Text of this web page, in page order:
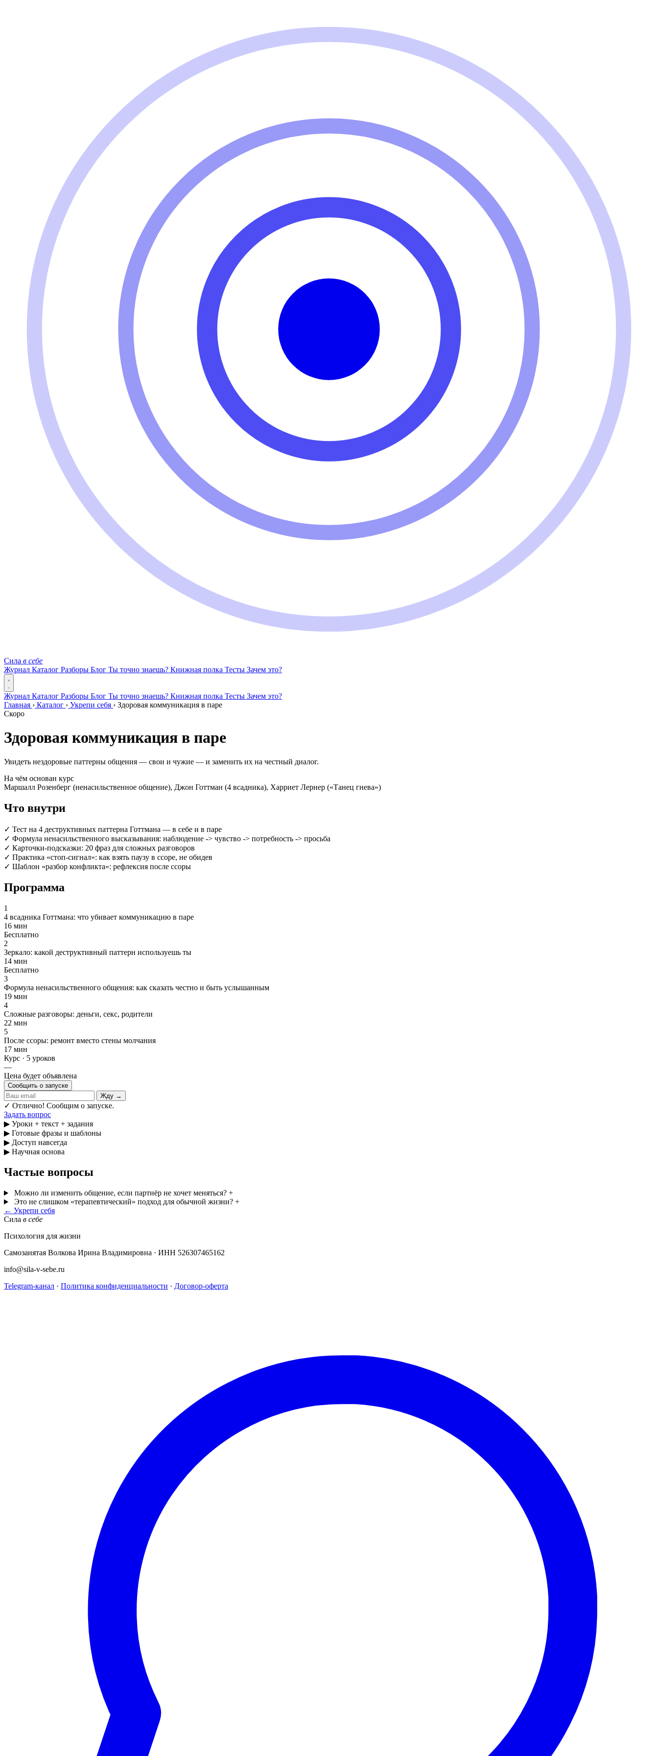
Сила в себе
Журнал Каталог Разборы Блог Ты точно знаешь? Книжная полка Тесты Зачем это?
Журнал Каталог Разборы Блог Ты точно знаешь? Книжная полка Тесты Зачем это?
Главная › Каталог › Укрепи себя › Здоровая коммуникация в паре
Скоро
Здоровая коммуникация в паре
Увидеть нездоровые паттерны общения — свои и чужие — и заменить их на честный диалог.
На чём основан курс
Маршалл Розенберг (ненасильственное общение), Джон Готтман (4 всадника), Харриет Лернер («Танец гнева»)
Что внутри
✓ Тест на 4 деструктивных паттерна Готтмана — в себе и в паре
✓ Формула ненасильственного высказывания: наблюдение -> чувство -> потребность -> просьба
✓ Карточки-подсказки: 20 фраз для сложных разговоров
✓ Практика «стоп-сигнал»: как взять паузу в ссоре, не обидев
✓ Шаблон «разбор конфликта»: рефлексия после ссоры
Программа
1
4 всадника Готтмана: что убивает коммуникацию в паре
16 мин
Бесплатно
2
Зеркало: какой деструктивный паттерн используешь ты
14 мин
Бесплатно
3
Формула ненасильственного общения: как сказать честно и быть услышанным
19 мин
4
Сложные разговоры: деньги, секс, родители
22 мин
5
После ссоры: ремонт вместо стены молчания
17 мин
Курс · 5 уроков
—
Цена будет объявлена
Сообщить о запуске
Жду →
✓ Отлично! Сообщим о запуске.
Задать вопрос
▶ Уроки + текст + задания
▶ Готовые фразы и шаблоны
▶ Доступ навсегда
▶ Научная основа
Частые вопросы
Можно ли изменить общение, если партнёр не хочет меняться? +
Это не слишком «терапевтический» подход для обычной жизни? +
← Укрепи себя
Сила в себе
Психология для жизни
Самозанятая Волкова Ирина Владимировна · ИНН 526307465162
info@sila-v-sebe.ru
Telegram-канал · Политика конфиденциальности · Договор-оферта